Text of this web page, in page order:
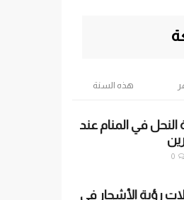
هذه السنة
النحل في المنام عند
0
رؤية الأشجار في